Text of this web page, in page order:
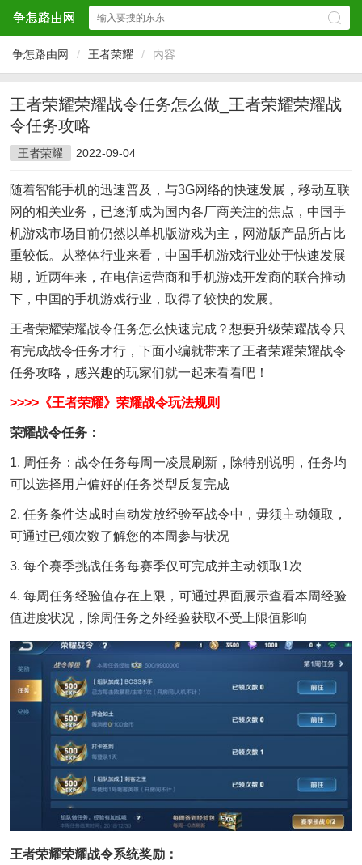
争怎路由网 / 王者荣耀 / 内容
王者荣耀荣耀战令任务怎么做_王者荣耀荣耀战
令任务攻略
王者荣耀 2022-09-04
随着智能手机的迅速普及，与3G网络的快速发展，移动互联
网的相关业务，已逐渐成为国内各厂商关注的焦点，中国手
机游戏市场目前仍然以单机版游戏为主，网游版产品所占比
重较低。从整体行业来看，中国手机游戏行业处于快速发展
期，近两年来，在电信运营商和手机游戏开发商的联合推动
下，中国的手机游戏行业，取得了较快的发展。
王者荣耀荣耀战令任务怎么快速完成？想要升级荣耀战令只
有完成战令任务才行，下面小编就带来了王者荣耀荣耀战令
任务攻略，感兴趣的玩家们就一起来看看吧！
>>>>《王者荣耀》荣耀战令玩法规则
荣耀战令任务：
1. 周任务：战令任务每周一凌晨刷新，除特别说明，任务均
可以选择用户偏好的任务类型反复完成
2. 任务条件达成时自动发放经验至战令中，毋须主动领取，
可通过已领次数了解您的本周参与状况
3. 每个赛季挑战任务每赛季仅可完成并主动领取1次
4. 每周任务经验值存在上限，可通过界面展示查看本周经验
值进度状况，除周任务之外经验获取不受上限值影响
王者荣耀荣耀战令系统奖励：